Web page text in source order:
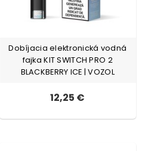
Dobíjacia elektronická vodná
fajka KIT SWITCH PRO 2
BLACKBERRY ICE | VOZOL
12,25 €